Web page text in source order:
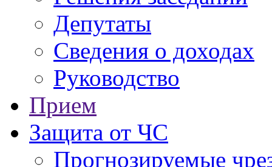
Депутаты
Сведения о доходах
Руководство
Прием
Защита от ЧС
Прогнозируемые